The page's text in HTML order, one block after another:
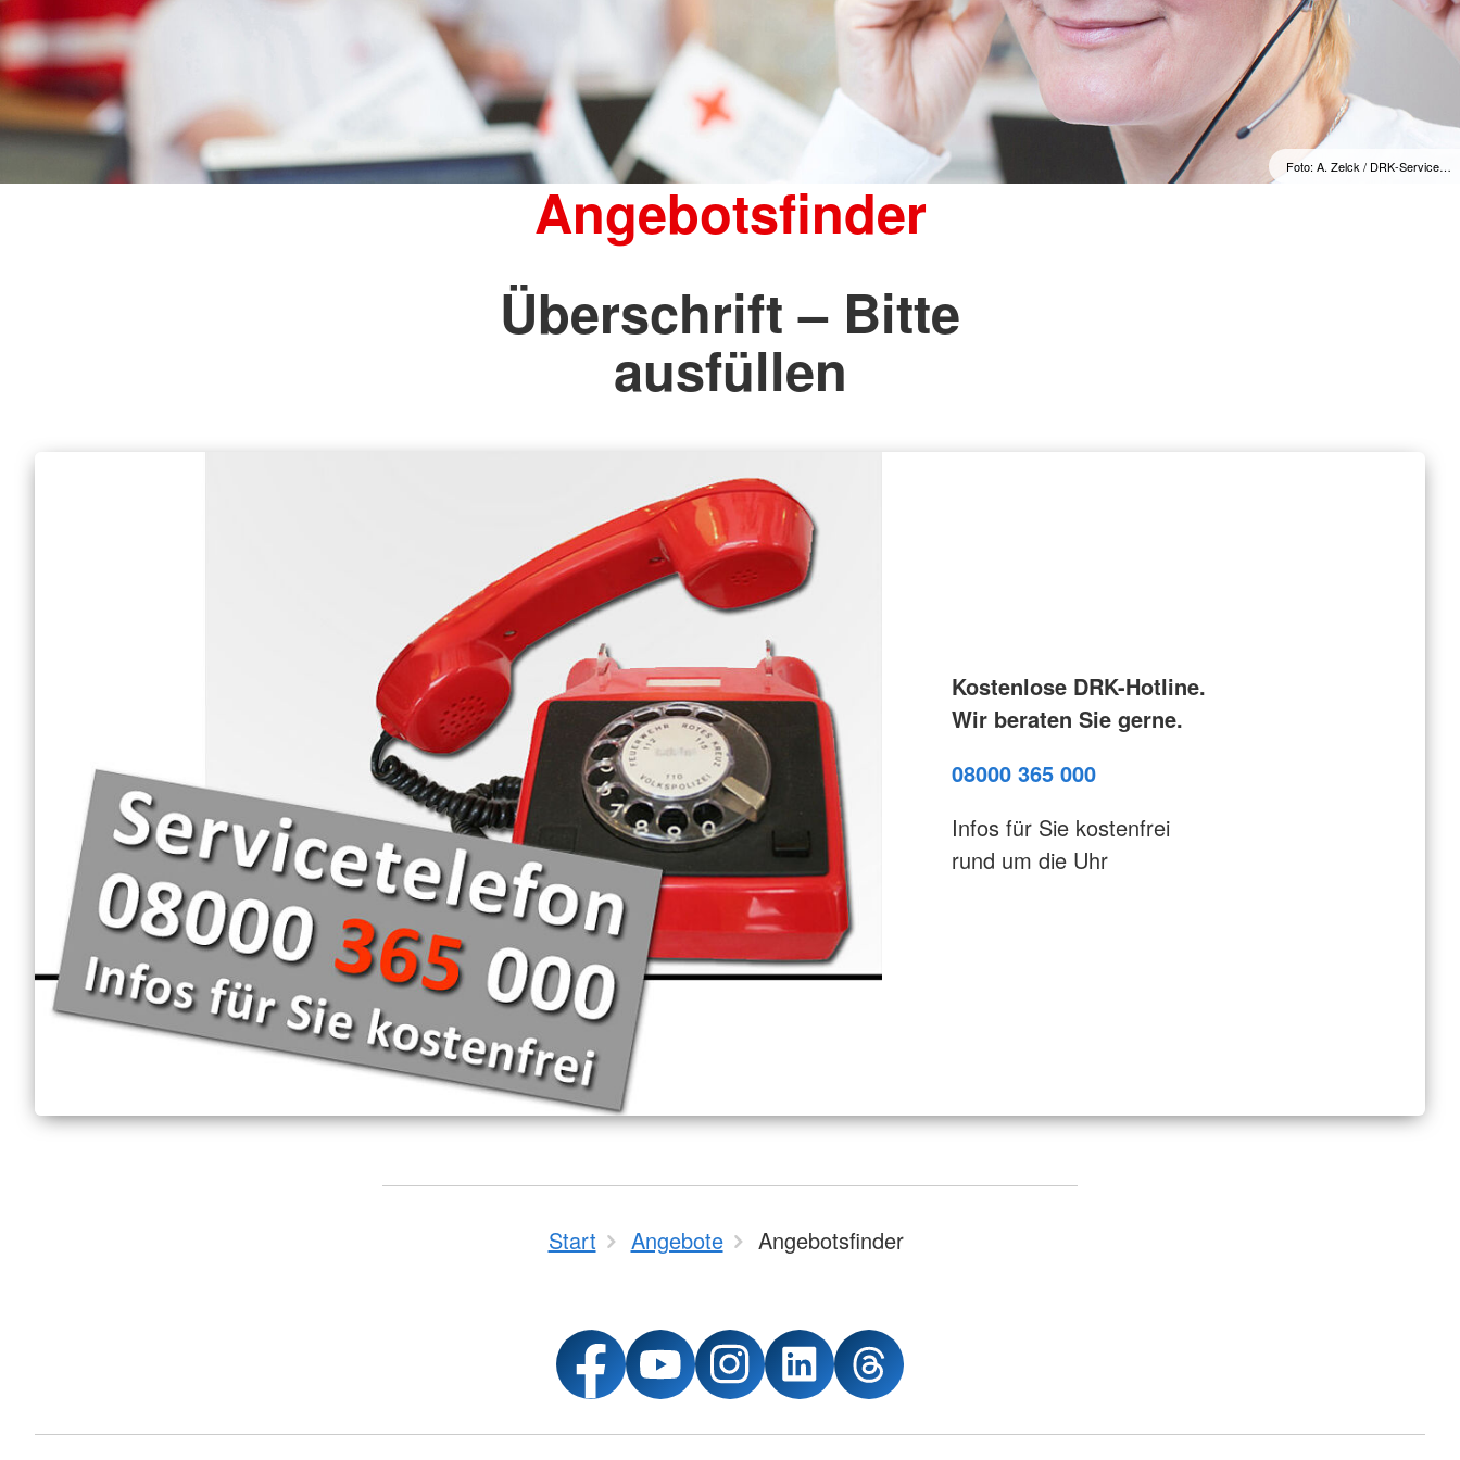
Frühförderung
DRK-Hausnotruf im Tecklenburger
Schulbegleitung
Altkleider
Kleidershops "Jacke wie Hose"
Blutspende
Katastrophenschutz
Rettungshundearbeit
Rettungswache
Foto: A. Zelck / DRK-Service…
Angebotsfinder
Überschrift – Bitte
ausfüllen
Kostenlose DRK-Hotline.
Wir beraten Sie gerne.
08000 365 000
Infos für Sie kostenfrei
rund um die Uhr
Start Angebote Angebotsfinder